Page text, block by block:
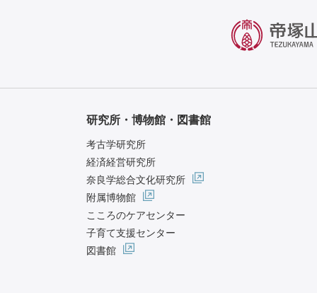
研究所・博物館・図書館
考古学研究所
経済経営研究所
奈良学総合文化研究所
附属博物館
こころのケアセンター
子育て支援センター
図書館